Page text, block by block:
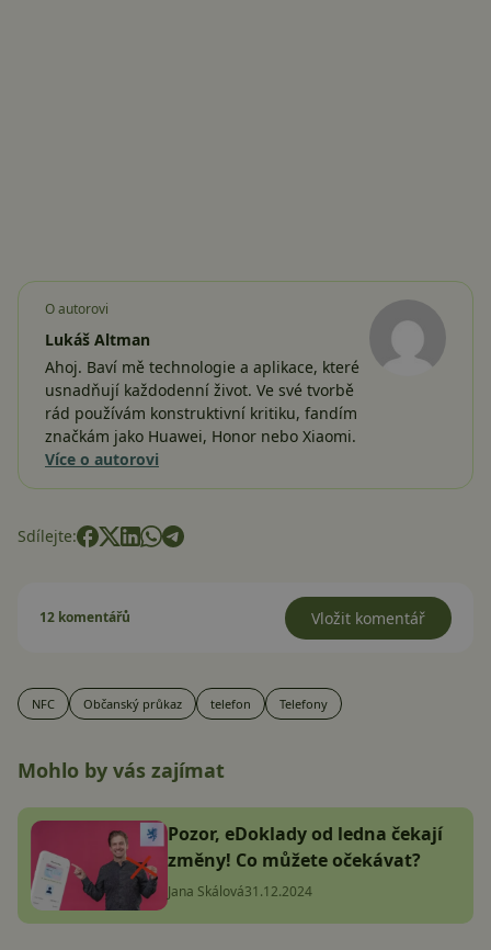
O autorovi
Lukáš Altman
Ahoj. Baví mě technologie a aplikace, které
usnadňují každodenní život. Ve své tvorbě
rád používám konstruktivní kritiku, fandím
značkám jako Huawei, Honor nebo Xiaomi.
Více o autorovi
Sdílejte:
12 komentářů Vložit komentář
NFC Občanský průkaz telefon Telefony
Mohlo by vás zajímat
Pozor, eDoklady od ledna čekají
změny! Co můžete očekávat?
Jana Skálová31.12.2024